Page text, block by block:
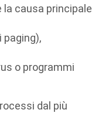
la causa principale
paging),
o programmi
dal più